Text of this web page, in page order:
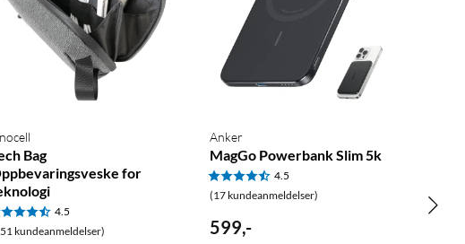
Bag
for
4.5
kundeanmeldelser)
Anker
MagGo Powerbank Slim 5k
4.5
(17 kundeanmeldelser)
599,-